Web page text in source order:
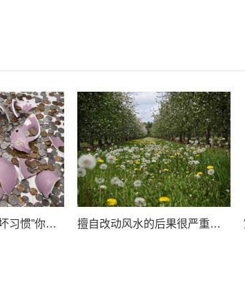
漏财漏在这！“5个坏习惯”你家中了几个？ 擅自改动风水的后果很严重吗？